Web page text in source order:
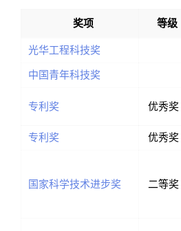
奖项 等级
光华工程科技奖
中国青年科技奖
专利奖 优秀奖
专利奖 优秀奖
国家科学技术进步奖 二等奖